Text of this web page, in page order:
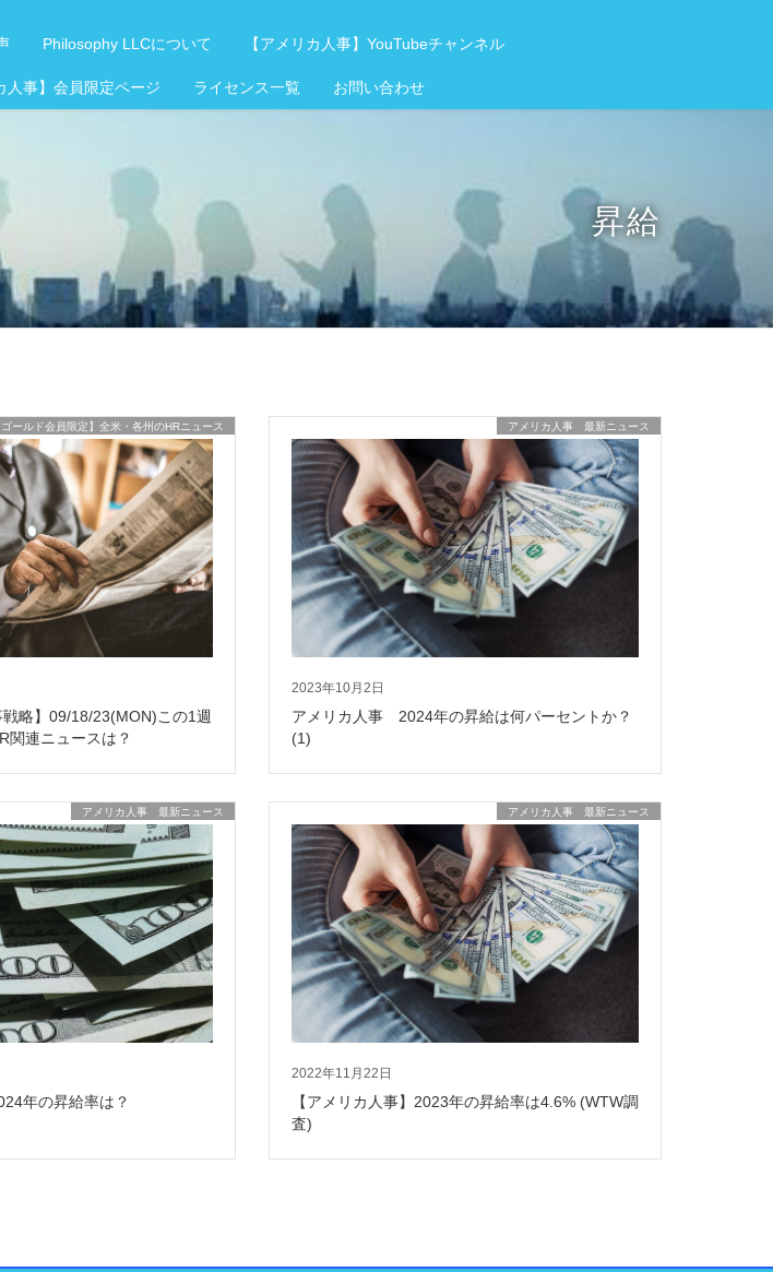
Philosophy LLCについて 【アメリカ人事】YouTubeチャンネル
人事】会員限定ページ ライセンス一覧 お問い合わせ
昇給
ールド会員限定】全米・各州のHRニュース
略】09/18/23(MON)この1週
関連ニュースは？
2023年10月2日
アメリカ人事 最新ニュース
アメリカ人事 2024年の昇給は何パーセントか？
(1)
アメリカ人事 最新ニュース
年の昇給率は？
2022年11月22日
アメリカ人事 最新ニュース
【アメリカ人事】2023年の昇給率は4.6% (WTW調
査)